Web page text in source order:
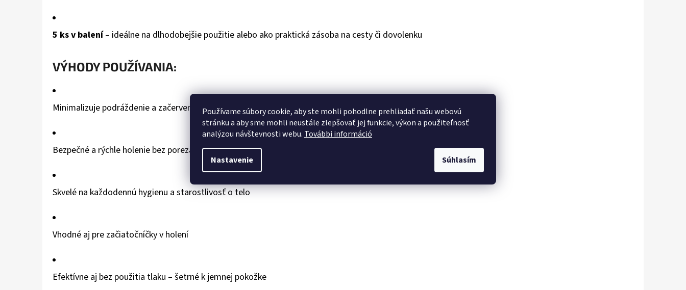
Používame súbory cookie, aby ste mohli pohodlne prehliadať našu webovú
stránku a aby sme mohli neustále zlepšovať jej funkcie, výkon a použiteľnosť
analýzou návštevnosti webu. További információ
Nastavenie Súhlasím
5 ks v balení– ideálne na dlhodobejšie použitie alebo ako praktická zásoba na cesty či dovolenku
VÝHODY POUŽÍVANIA:
Minimalizuje podráždenie a začervenanie
Bezpečné a rýchle holenie bez porezania
Skvelé na každodennú hygienu a starostlivosť o telo
Vhodné aj pre začiatočníčky v holení
Efektívne aj bez použitia tlaku – šetrné k jemnej pokožke